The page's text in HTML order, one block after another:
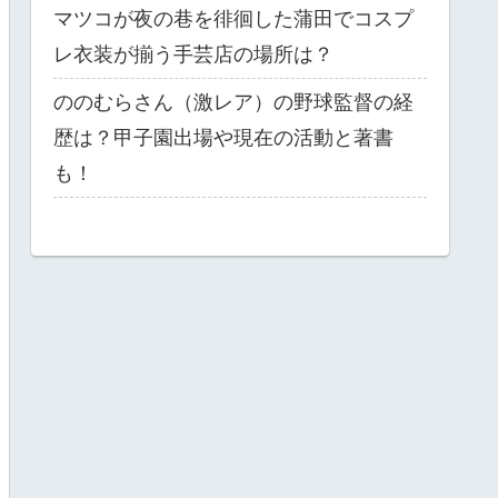
マツコが夜の巷を徘徊した蒲田でコスプ
レ衣装が揃う手芸店の場所は？
ののむらさん（激レア）の野球監督の経
歴は？甲子園出場や現在の活動と著書
も！